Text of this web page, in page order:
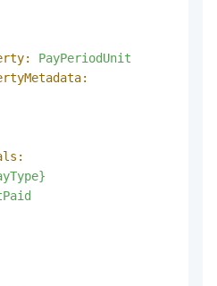
PayPeriodUnit